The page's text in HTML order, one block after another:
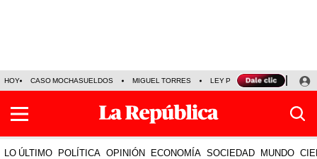
HOY CASO MOCHASUELDOS MIGUEL TORRES LEY PULPÍN PRECIO DEL
LO ÚLTIMO POLÍTICA OPINIÓN ECONOMÍA SOCIEDAD MUNDO